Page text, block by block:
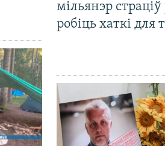
мільянэр страціў
робіць хаткі для